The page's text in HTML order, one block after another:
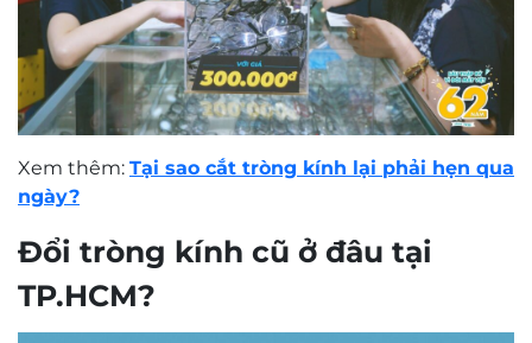
Xem thêm: Tại sao cắt tròng kính lại phải hẹn qua
ngày?
Đổi tròng kính cũ ở đâu tại
TP.HCM?